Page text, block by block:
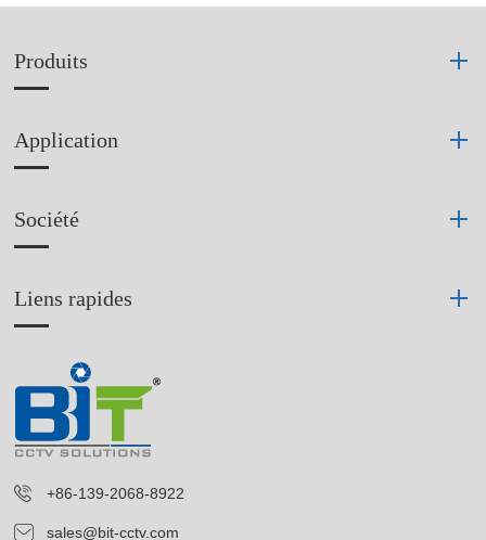
Produits
Application
Société
Liens rapides
+86-139-2068-8922
sales@bit-cctv.com